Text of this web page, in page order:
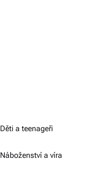
Děti a teenageři
Náboženství a víra